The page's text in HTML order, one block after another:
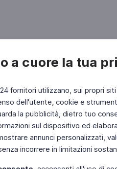
a cuore la tua
fornitori utilizzano, sui propri
dell'utente, cookie e
la pubblicità, dietro tuo
sul dispositivo ed
annunci personalizzati,
incorrere in limitazioni